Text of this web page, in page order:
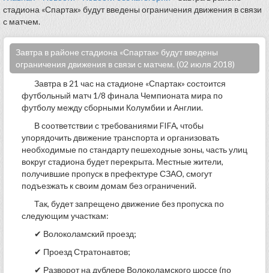
стадиона «Спартак» будут введены ограничения движения в связи
с матчем.
Завтра в районе стадиона «Спартак» будут введены
ограничения движения в связи с матчем. (02 июля 2018)
Завтра в 21 час на стадионе «Спартак» состоится
футбольный матч 1/8 финала Чемпионата мира по
футболу между сборными Колумбии и Англии.
В соответствии с требованиями FIFА, чтобы
упорядочить движение транспорта и организовать
необходимые по стандарту пешеходные зоны, часть улиц
вокруг стадиона будет перекрыта. Местные жители,
получившие пропуск в префектуре СЗАО, смогут
подъезжать к своим домам без ограничений.
Так, будет запрещено движение без пропуска по
следующим участкам:
✔ Волоколамский проезд;
✔ Проезд Стратонавтов;
✔ Разворот на дублере Волоколамского шоссе (по